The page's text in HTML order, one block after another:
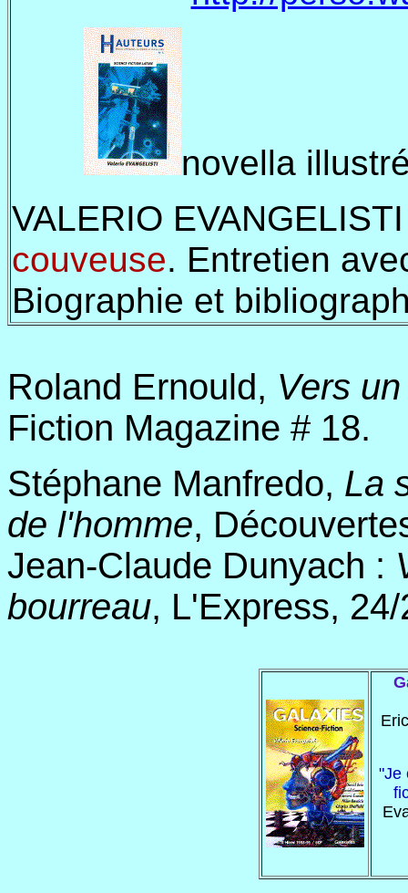
novella
VALERIO
couveuse. Entretien
Biographie et
Roland Ernould, Vers
Fiction Magazine # 18.
Stéphane Manfredo, La
de l'homme,
Jean-Claude Dunyach :
bourreau, L'Express,
"Je